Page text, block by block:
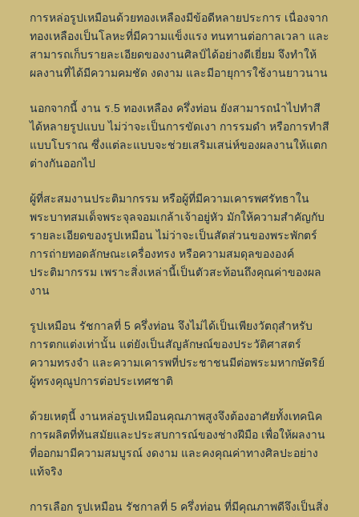
การหล่อรูปเหมือนด้วยทองเหลืองมีข้อดีหลายประการ เนื่องจาก
ทองเหลืองเป็นโลหะที่มีความแข็งแรง ทนทานต่อกาลเวลา และ
สามารถเก็บรายละเอียดของงานศิลป์ได้อย่างดีเยี่ยม จึงทำให้
ผลงานที่ได้มีความคมชัด งดงาม และมีอายุการใช้งานยาวนาน
นอกจากนี้ งาน ร.5 ทองเหลือง ครึ่งท่อน ยังสามารถนำไปทำสี
ได้หลายรูปแบบ ไม่ว่าจะเป็นการขัดเงา การรมดำ หรือการทำสี
แบบโบราณ ซึ่งแต่ละแบบจะช่วยเสริมเสน่ห์ของผลงานให้แตก
ต่างกันออกไป
ผู้ที่สะสมงานประติมากรรม หรือผู้ที่มีความเคารพศรัทธาใน
พระบาทสมเด็จพระจุลจอมเกล้าเจ้าอยู่หัว มักให้ความสำคัญกับ
รายละเอียดของรูปเหมือน ไม่ว่าจะเป็นสัดส่วนของพระพักตร์
การถ่ายทอดลักษณะเครื่องทรง หรือความสมดุลขององค์
ประติมากรรม เพราะสิ่งเหล่านี้เป็นตัวสะท้อนถึงคุณค่าของผล
งาน
รูปเหมือน รัชกาลที่ 5 ครึ่งท่อน จึงไม่ได้เป็นเพียงวัตถุสำหรับ
การตกแต่งเท่านั้น แต่ยังเป็นสัญลักษณ์ของประวัติศาสตร์
ความทรงจำ และความเคารพที่ประชาชนมีต่อพระมหากษัตริย์
ผู้ทรงคุณูปการต่อประเทศชาติ
ด้วยเหตุนี้ งานหล่อรูปเหมือนคุณภาพสูงจึงต้องอาศัยทั้งเทคนิค
การผลิตที่ทันสมัยและประสบการณ์ของช่างฝีมือ เพื่อให้ผลงาน
ที่ออกมามีความสมบูรณ์ งดงาม และคงคุณค่าทางศิลปะอย่าง
แท้จริง
การเลือก รูปเหมือน รัชกาลที่ 5 ครึ่งท่อน ที่มีคุณภาพดีจึงเป็นสิ่ง